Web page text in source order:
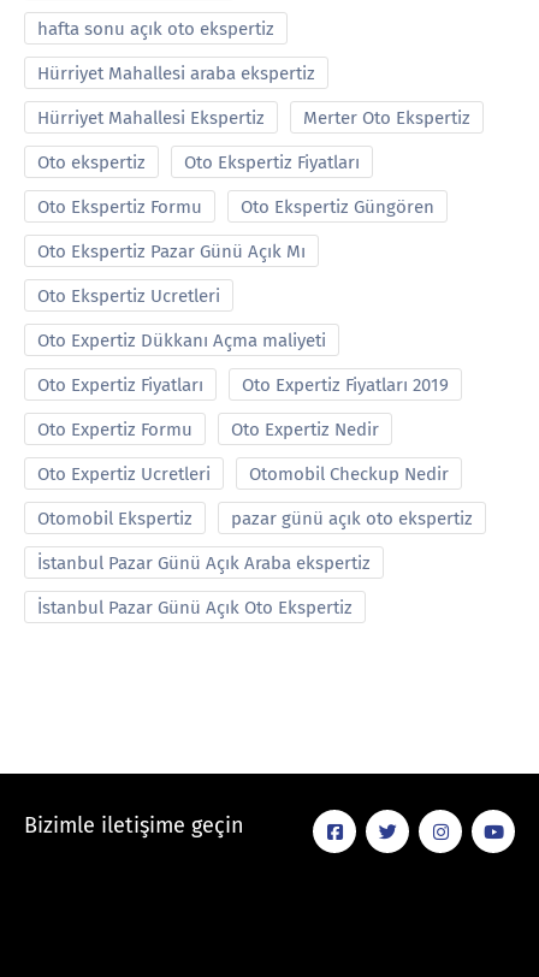
hafta sonu açık oto ekspertiz
Hürriyet Mahallesi araba ekspertiz
Hürriyet Mahallesi Ekspertiz Merter Oto Ekspertiz
Oto ekspertiz Oto Ekspertiz Fiyatları
Oto Ekspertiz Formu Oto Ekspertiz Güngören
Oto Ekspertiz Pazar Günü Açık Mı
Oto Ekspertiz Ucretleri
Oto Expertiz Dükkanı Açma maliyeti
Oto Expertiz Fiyatları Oto Expertiz Fiyatları 2019
Oto Expertiz Formu Oto Expertiz Nedir
Oto Expertiz Ucretleri Otomobil Checkup Nedir
Otomobil Ekspertiz pazar günü açık oto ekspertiz
İstanbul Pazar Günü Açık Araba ekspertiz
İstanbul Pazar Günü Açık Oto Ekspertiz
Bizimle iletişime geçin